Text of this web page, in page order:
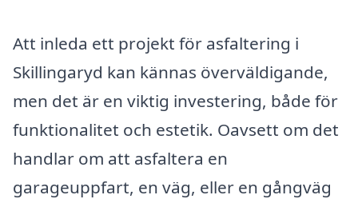
Att inleda ett projekt för asfaltering i
Skillingaryd kan kännas överväldigande,
men det är en viktig investering, både för
funktionalitet och estetik. Oavsett om det
handlar om att asfaltera en
garageuppfart, en väg, eller en gångväg